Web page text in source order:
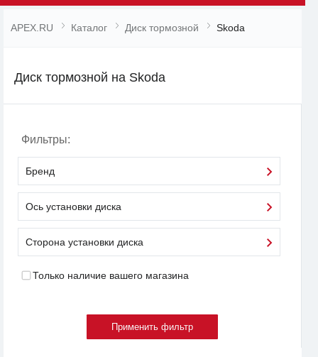
APEX.RU Каталог Диск тормозной Skoda
Диск тормозной на Skoda
Фильтры:
Бренд
Ось установки диска
Сторона установки диска
Только наличие вашего магазина